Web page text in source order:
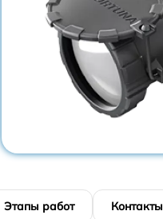
Этапы работ Контакты